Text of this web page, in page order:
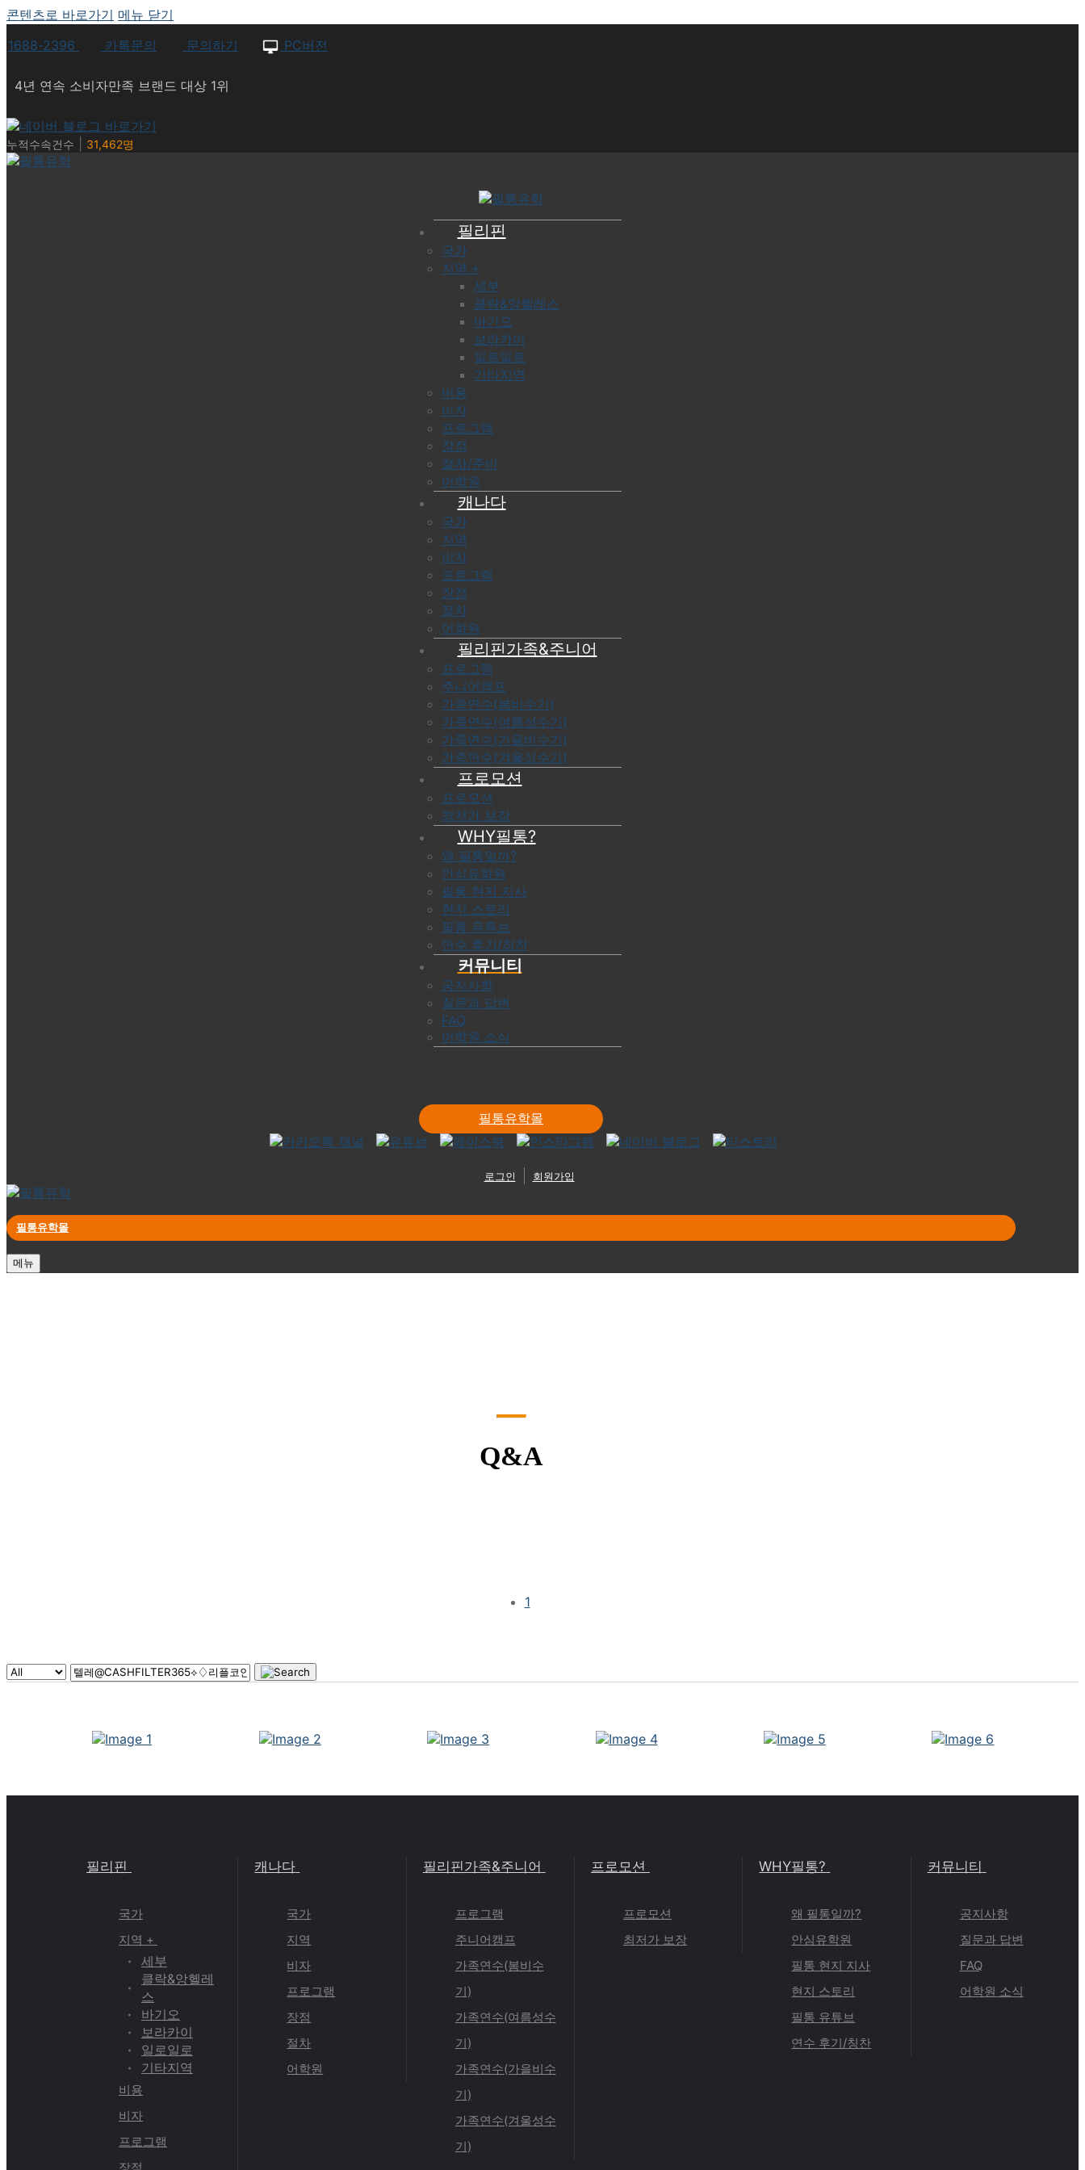
콘텐츠로 바로가기 메뉴 닫기
1688-2396
카톡문의 문의하기 PC버전
4년 연속 소비자만족 브랜드 대상 1위
누적수속건수 31,462명
필리핀
국가
지역 +
세부
클락&앙헬레스
바기오
보라카이
일로일로
기타지역
비용
비자
프로그램
장점
절차/준비
어학원
캐나다
국가
지역
비자
프로그램
장점
절차
어학원
필리핀가족&주니어
프로그램
주니어캠프
가족연수(봄비수기)
가족연수(여름성수기)
가족연수(가을비수기)
가족연수(겨울성수기)
프로모션
프로모션
최저가 보장
WHY필통?
왜 필통일까?
안심유학원
필통 현지 지사
현지 스토리
필통 유튜브
연수 후기/칭찬
커뮤니티
공지사항
질문과 답변
FAQ
어학원 소식
로그인 회원가입
필통유학몰
필통유학몰
메뉴
Q&A
1
필리핀
국가
지역 +
세부
클락&앙헬레
스
바기오
보라카이
일로일로
기타지역
비용
비자
프로그램
캐나다
국가
지역
비자
프로그램
장점
절차
어학원
필리핀가족&주니어
프로그램
주니어캠프
가족연수(봄비수
기)
가족연수(여름성수
기)
가족연수(가을비수
기)
가족연수(겨울성수
기)
프로모션
프로모션
최저가 보장
WHY필통?
왜 필통일까?
안심유학원
필통 현지 지사
현지 스토리
필통 유튜브
연수 후기/칭찬
커뮤니티
공지사항
질문과 답변
FAQ
어학원 소식